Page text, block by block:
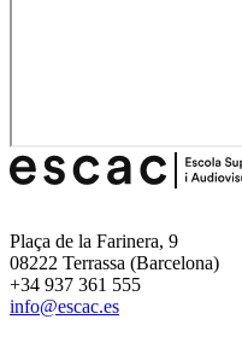
Plaça de la Farinera, 9
08222 Terrassa (Barcelona)
+34 937 361 555
info@escac.es